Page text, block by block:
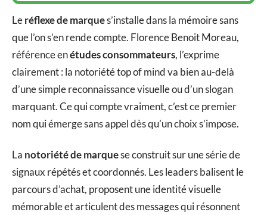
Leréflexe de marques’installe dans la mémoire sans
que l’on s’en rende compte. Florence Benoit Moreau,
référence enétudes consommateurs, l’exprime
clairement : la notoriété top of mind va bien au-delà
d’une simple reconnaissance visuelle ou d’un slogan
marquant. Ce qui compte vraiment, c’est ce premier
nom qui émerge sans appel dès qu’un choix s’impose.
La notoriété de marquese construit sur une série de
signaux répétés et coordonnés. Les leaders balisent le
parcours d’achat, proposent une identité visuelle
mémorable et articulent des messages qui résonnent